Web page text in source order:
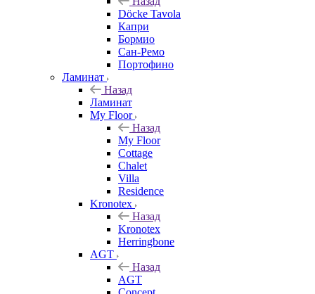
Döcke Tavola
Капри
Бормио
Сан-Ремо
Портофино
Ламинат
Назад
Ламинат
My Floor
Назад
My Floor
Cottage
Chalet
Villa
Residence
Kronotex
Назад
Kronotex
Herringbone
AGT
Назад
AGT